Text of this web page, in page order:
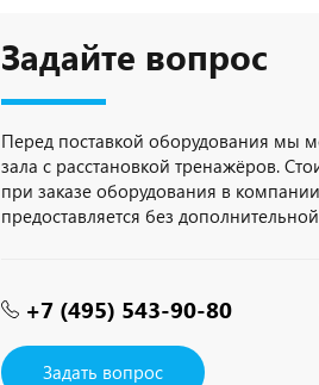
Задайте вопрос
Перед поставкой оборудования мы
зала с расстановкой тренажёров.
при заказе оборудования в
предоставляется без
+7 (495) 543-90-80
Задать вопрос